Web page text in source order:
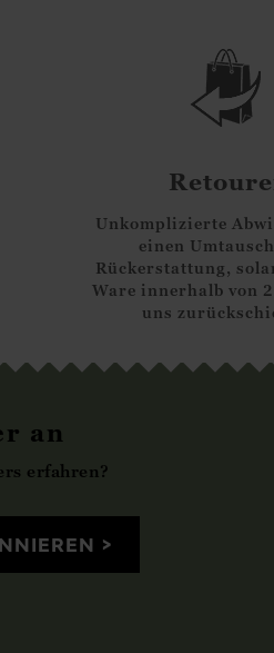
Unkomplizierte
einen
Rückerstattung,
Ware innerhalb von
uns
an
erfahren?